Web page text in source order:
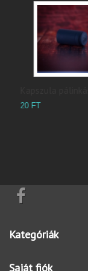
20 FT
Kategóriák
Saját fiók